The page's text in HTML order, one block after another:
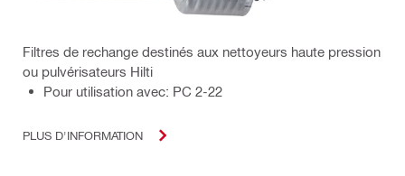
Filtres de rechange destinés aux nettoyeurs haute pression
ou pulvérisateurs Hilti
Pour utilisation avec: PC 2-22
PLUS D'INFORMATION